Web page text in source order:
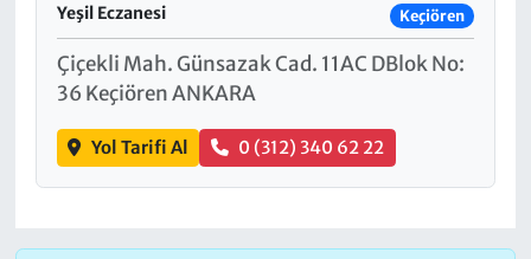
Yeşil Eczanesi Keçiören
Çiçekli Mah. Günsazak Cad. 11AC DBlok No:
36 Keçiören ANKARA
Yol Tarifi Al 0 (312) 340 62 22